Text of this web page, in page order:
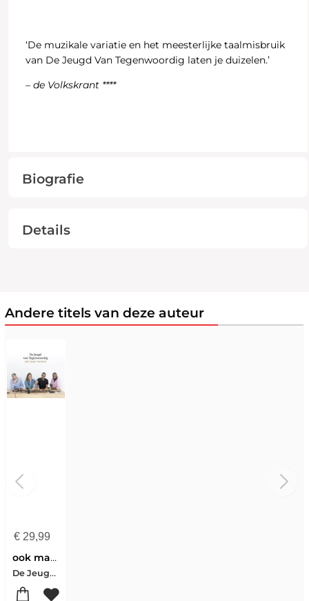
‘De muzikale variatie en het meesterlijke taalmisbruik
van De Jeugd Van Tegenwoordig laten je duizelen.’
– de Volkskrant ****
Biografie
Details
Andere titels van deze auteur
€29,99
ook maar mensen
De Jeugd van Tegenwoordig